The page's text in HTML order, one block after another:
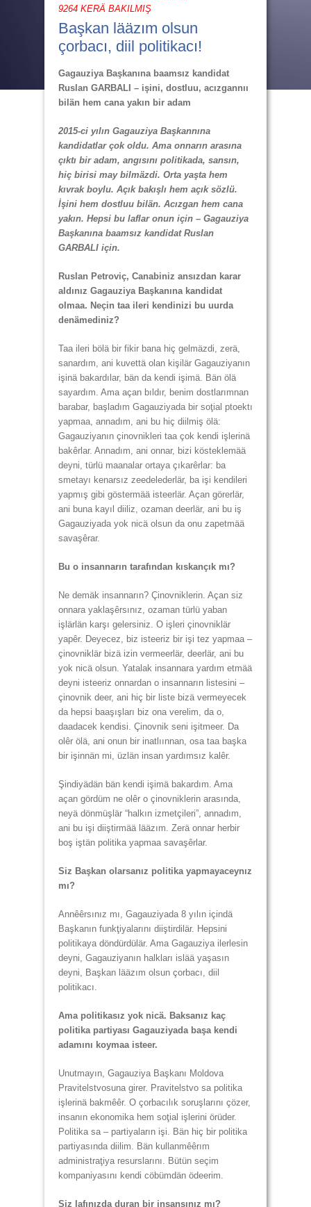
9264 KERÄ BAKILMIŞ
Başkan lääzım olsun
çorbacı, diil politikacı!
Gagauziya Başkanına baamsız kandidat
Ruslan GARBALI – işini, dostluu, acızgannıı
bilän hem cana yakın bir adam
2015-ci yılın Gagauziya Başkannına
kandidatlar çok oldu. Ama onnarın arasına
çıktı bir adam, angısını politikada, sansın,
hiç birisi may bilmäzdi. Orta yaşta hem
kıvrak boylu. Açık bakışlı hem açık sözlü.
İşini hem dostluu bilän. Acızgan hem cana
yakın. Hepsi bu laflar onun için – Gagauziya
Başkanına baamsız kandidat Ruslan
GARBALI için.
Ruslan Petroviç, Canabiniz ansızdan karar
aldınız Gagauziya Başkanına kandidat
olmaa. Neçin taa ileri kendinizi bu uurda
denämediniz?
Taa ileri bölä bir fikir bana hiç gelmäzdi, zerä,
sanardım, ani kuvettä olan kişilär Gagauziyanın
işinä bakardılar, bän da kendi işimä. Bän ölä
sayardım. Ama açan bıldır, benim dostlarımnan
barabar, başladım Gagauziyada bir soţial ptoektı
yapmaa, annadım, ani bu hiç diilmiş ölä:
Gagauziyanın çinovnikleri taa çok kendi işlerinä
bakêrlar. Annadım, ani onnar, bizi kösteklemää
deyni, türlü maanalar ortaya çıkarêrlar: ba
smetayı kenarsız zeedelederlär, ba işi kendileri
yapmış gibi göstermää isteerlär. Açan görerlär,
ani buna kayıl diiliz, ozaman deerlär, ani bu iş
Gagauziyada yok nicä olsun da onu zapetmää
savaşêrar.
Bu o insannarın tarafından kıskançık mı?
Ne demäk insannarın? Çinovniklerin. Açan siz
onnara yaklaşêrsınız, ozaman türlü yaban
işlärlän karşı gelersiniz. O işleri çinovniklär
yapêr. Deyecez, biz isteeriz bir işi tez yapmaa –
çinovniklär bizä izin vermeerlär, deerlär, ani bu
yok nicä olsun. Yatalak insannara yardım etmää
deyni isteeriz onnardan o insannarın listesini –
çinovnik deer, ani hiç bir liste bizä vermeyecek
da hepsi baaşışları biz ona verelim, da o,
daadacek kendisi. Çinovnik seni işitmeer. Da
olêr ölä, ani onun bir inatlıınnan, osa taa başka
bir işinnän mi, üzlän insan yardımsız kalêr.
Şindiyädän bän kendi işimä bakardım. Ama
açan gördüm ne olêr o çinovniklerin arasında,
neyä dönmüşlär “halkın izmetçileri”, annadım,
ani bu işi diiştirmää lääzım. Zerä onnar herbir
boş iştän politika yapmaa savaşêrlar.
Siz Başkan olarsanız politika yapmayaceynız
mı?
Annêêrsınız mı, Gagauziyada 8 yılın içindä
Başkanın funkţiyalarını diiştirdilär. Hepsini
politikaya döndürdülär. Ama Gagauziya ilerlesin
deyni, Gagauziyanın halkları islää yaşasın
deyni, Başkan lääzım olsun çorbacı, diil
politikacı.
Ama politikasız yok nicä. Baksanız kaç
politika partiyası Gagauziyada başa kendi
adamını koymaa isteer.
Unutmayın, Gagauziya Başkanı Moldova
Pravitelstvosuna girer. Pravitelstvo sa politika
işlerinä bakmêêr. O çorbacılık soruşlarını çözer,
insanın ekonomika hem soţial işlerini örüder.
Politika sa – partiyaların işi. Bän hiç bir politika
partiyasında diilim. Bän kullanmêêrım
administraţiya resurslarını. Bütün seçim
kompaniyasını kendi cöbümdän ödeerim.
Siz lafınızda duran bir insansınız mı?